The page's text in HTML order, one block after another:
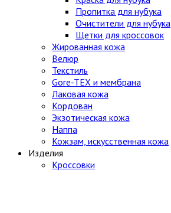
Пропитка для нубука
Очистители для нубука
Щетки для кроссовок
Жированная кожа
Велюр
Текстиль
Gore-TEX и мембрана
Лаковая кожа
Кордован
Экзотическая кожа
Наппа
Кожзам, искусственная кожа
Изделия
Кроссовки